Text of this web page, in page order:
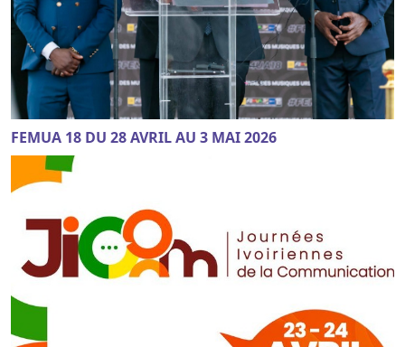
FEMUA 18 DU 28 AVRIL AU 3 MAI 2026